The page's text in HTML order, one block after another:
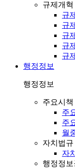
규제개혁
규
규
규
규
규
행정정보
행정정보
주요시책
주
주
월
자치법규
자
행정정보